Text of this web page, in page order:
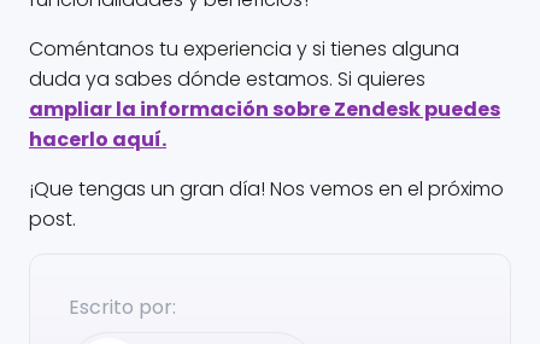
Coméntanos tu experiencia y si tienes alguna
duda ya sabes dónde estamos. Si quieres
ampliar la información sobre Zendesk puedes
hacerlo aquí.
¡Que tengas un gran día! Nos vemos en el próximo
post.
Escrito por: